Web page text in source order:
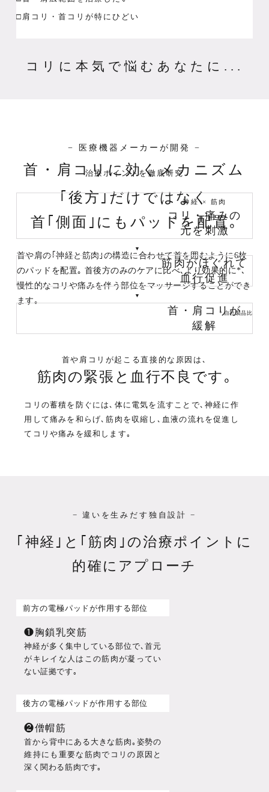
□肩コリ・首コリが特にひどい
コリに本気で悩むあなたに...
治療ポイントを徹底研究
｢後方｣だけではなく
首｢側面｣にもパッドを配置｡
首や肩の｢神経と筋肉｣の構造に合わせて首を囲むように6枚
のパッドを配置｡ 首後方のみのケアに比べ､より効果的に*､
慢性的なコリや痛みを伴う部位をマッサージすることができ
ます｡
＊自社製品比
− 医療機器メーカーが開発 −
首・肩コリに効くメカニズム
神経 × 筋肉
コリ・痛みの
元を刺激
筋肉がほぐれて
血行促進
首・肩コリが
緩解
首や肩コリが起こる直接的な原因は､
筋肉の緊張と血行不良です｡
コリの蓄積を防ぐには､体に電気を流すことで､神経に作
用して痛みを和らげ､筋肉を収縮し､ 血液の流れを促進し
てコリや痛みを緩和します｡
− 違いを生みだす独自設計 −
｢神経｣と｢筋肉｣の治療ポイントに
的確にアプローチ
前方の電極パッドが作用する部位
❶胸鎖乳突筋
神経が多く集中している部位で､首元
がキレイな人はこの筋肉が凝ってい
ない証拠です｡
後方の電極パッドが作用する部位
❷僧帽筋
首から背中にある大きな筋肉｡姿勢の
維持にも重要な筋肉でコリの原因と
深く関わる筋肉です｡